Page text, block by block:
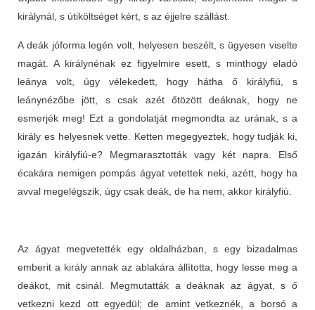
királynál, s útiköltséget kért, s az éjjelre szállást.
A deák jóforma legén volt, helyesen beszélt, s ügyesen viselte
magát. A királynénak ez figyelmire esett, s minthogy eladó
leánya volt, úgy vélekedett, hogy hátha ő királyfiú, s
leánynézőbe jött, s csak azét őtözött deáknak, hogy ne
esmerjék meg! Ezt a gondolatját megmondta az urának, s a
király es helyesnek vette. Ketten megegyeztek, hogy tudják ki,
igazán királyfiú-e? Megmarasztották vagy két napra. Első
écakára nemigen pompás ágyat vetettek neki, azétt, hogy ha
avval megelégszik, úgy csak deák, de ha nem, akkor királyfiú.
Az ágyat megvetették egy oldalházban, s egy bizadalmas
emberit a király annak az ablakára állította, hogy lesse meg a
deákot, mit csinál. Megmutatták a deáknak az ágyat, s ő
vetkezni kezd ott egyedül; de amint vetkeznék, a borsó a